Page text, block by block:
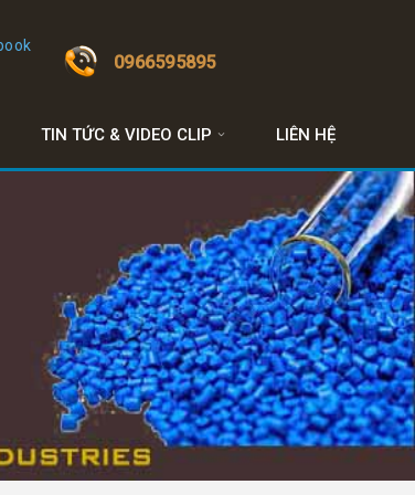
0966595895
TIN TỨC & VIDEO CLIP LIÊN HỆ